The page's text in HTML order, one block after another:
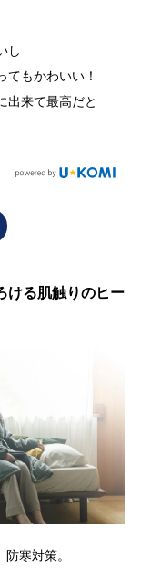
し
てもかわいい！
出来て最高だと
ける肌触りのヒー
寒対策。